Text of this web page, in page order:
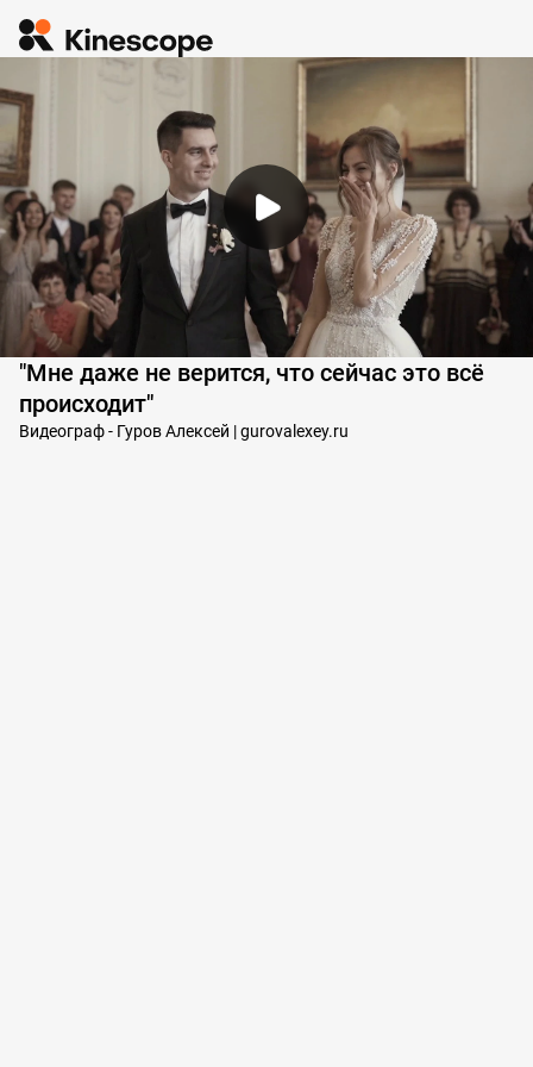
"Мне даже не верится, что сейчас это всё
происходит"
Видеограф - Гуров Алексей | gurovalexey.ru